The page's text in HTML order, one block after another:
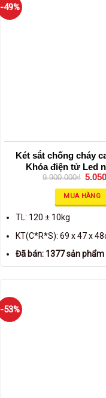
-49%
Két sắt chống cháy
Khóa điện tử Led
9.900.000₫
MUA HÀNG
TL: 120 ± 10kg
KT(C*R*S): 69 x 47 x
Đã bán: 1377 sản phẩm
-53%